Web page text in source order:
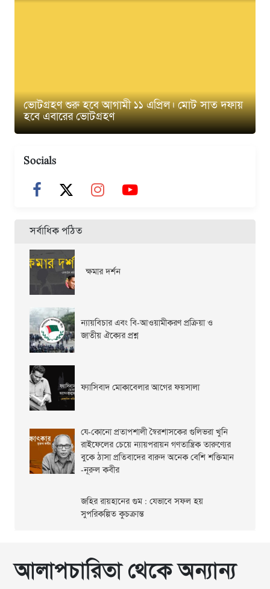
ভোটগ্রহণ শুরু হবে আগামী ১১ এপ্রিল। মোট সাত দফায়
হবে এবারের ভোটগ্রহণ
Socials
সর্বাধিক পঠিত
ক্ষমার দর্শন
ন্যায়বিচার এবং বি-আওয়ামীকরণ প্রক্রিয়া ও
জাতীয় ঐক্যের প্রশ্ন
ফ্যাসিবাদ মোকাবেলার আগের ফয়সালা
যে-কোনো প্রতাপশালী স্বৈরশাসকের গুলিভরা খুনি
রাইফেলের চেয়ে ন্যায়পরায়ন গণতান্ত্রিক তারুণ্যের
বুকে ঠাসা প্রতিবাদের বারুদ অনেক বেশি শক্তিমান
-নূরুল কবীর
জহির রায়হানের গুম : যেভাবে সফল হয়
সুপরিকল্পিত কুচক্রান্ত
আলাপচারিতা থেকে অন্যান্য